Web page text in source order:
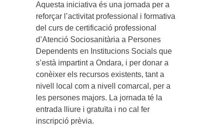
Aquesta iniciativa és una jornada per a
reforçar l’activitat professional i formativa
del curs de certificació professional
d’Atenció Sociosanitària a Persones
Dependents en Institucions Socials que
s’està impartint a Ondara, i per donar a
conèixer els recursos existents, tant a
nivell local com a nivell comarcal, per a
les persones majors. La jornada té la
entrada lliure i gratuïta i no cal fer
inscripció prèvia.